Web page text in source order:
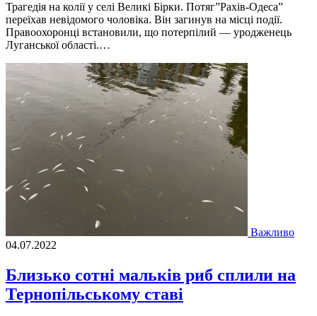
Трагедiя на колiї у селi Великi Бiрки. Потяг”Рахiв-Одеса”
переїхав невiдомого чоловiка. Вiн загинув на мiсцi подiї.
Правоохоронцi встановили, що потерпiлий — уродженець
Луганської областi.…
Важливо
04.07.2022
Близько сотні мальків риб сплили на
Тернопільському ставі